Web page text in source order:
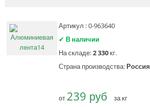
Артикул : 0-963640
✔ В наличии
На складе:2 330кг.
Страна производства:Россия
от 239 руб за кг